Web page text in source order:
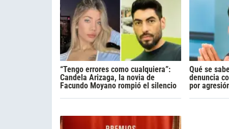
“Tengo errores como cualquiera”:
Candela Arizaga, la novia de
Facundo Moyano rompió el silencio
Qué se
denuncia
por